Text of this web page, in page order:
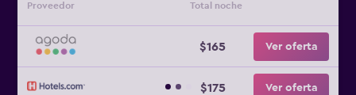
Proveedor Total noche
$165 Ver oferta
$175 Ver oferta